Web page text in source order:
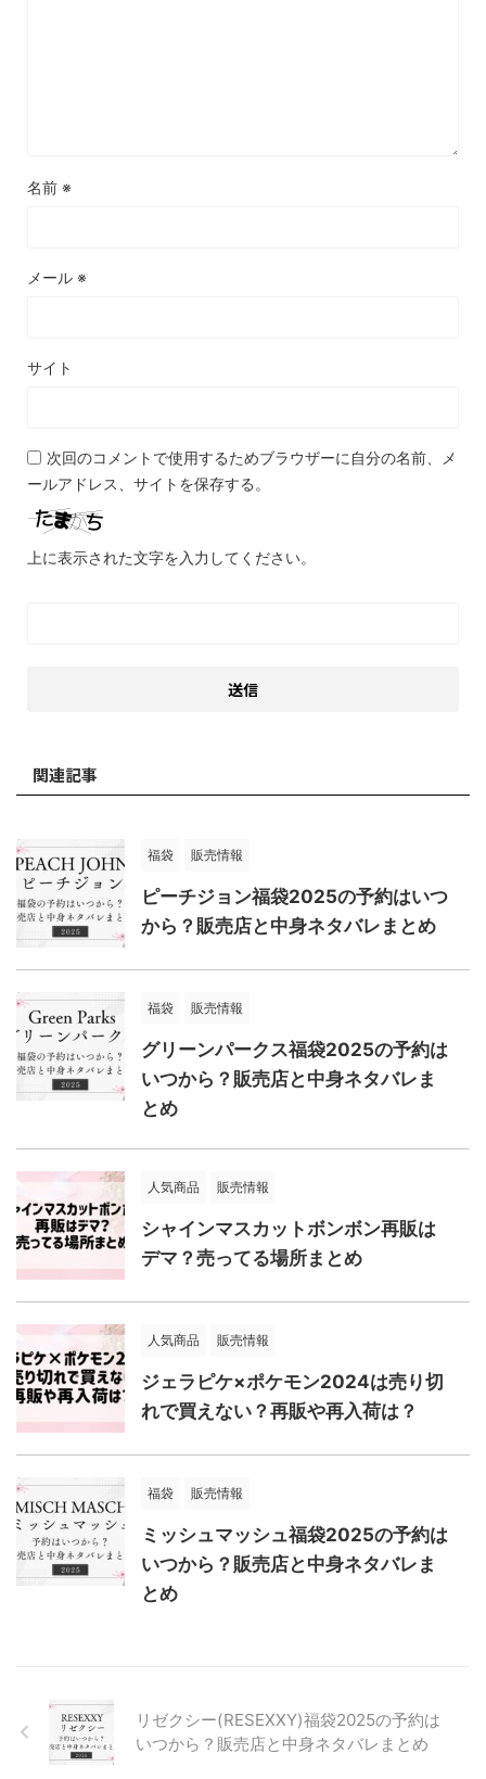
名前 ※
メール ※
サイト
次回のコメントで使用するためブラウザーに自分の名前、メ
ールアドレス、サイトを保存する。
上に表示された文字を入力してください。
関連記事
福袋 販売情報
ピーチジョン福袋2025の予約はいつ
から？販売店と中身ネタバレまとめ
福袋 販売情報
グリーンパークス福袋2025の予約は
いつから？販売店と中身ネタバレま
とめ
人気商品 販売情報
シャインマスカットボンボン再販は
デマ？売ってる場所まとめ
人気商品 販売情報
ジェラピケ×ポケモン2024は売り切
れで買えない？再販や再入荷は？
福袋 販売情報
ミッシュマッシュ福袋2025の予約は
いつから？販売店と中身ネタバレま
とめ
リゼクシー(RESEXXY)福袋2025の予約は
いつから？販売店と中身ネタバレまとめ